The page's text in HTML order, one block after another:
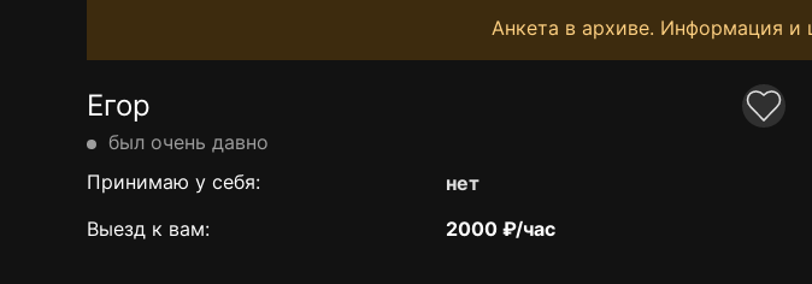
Анкета в архиве. Информация и
Егор
был очень давно
Принимаю у себя:
нет
Выезд к вам:
2000 ₽/час